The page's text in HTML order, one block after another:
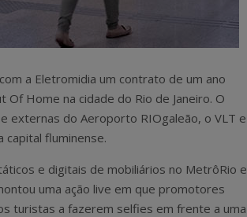
a Eletromidia um contrato de um ano
Of Home na cidade do Rio de Janeiro. O
externas do Aeroporto RIOgaleão, o VLT e
capital fluminense.
e digitais de mobiliários no MetrôRio e
uma ação live em que promotores
turistas a fazerem selfies em frente a uma